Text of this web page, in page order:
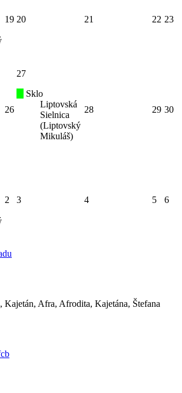
19 20 21 22 23
26
27
Sklo
Liptovská
Sielnica
(Liptovský
Mikuláš)
28 29 30
2 3 4 5 6
, Kajetán, Afra, Afrodita, Kajetána, Štefana